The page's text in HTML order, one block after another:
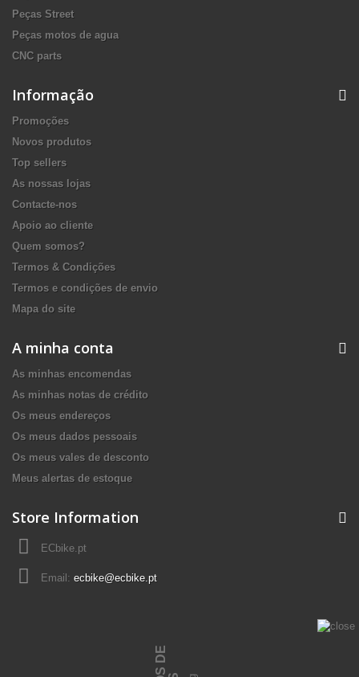
Peças Street
Peças motos de agua
CNC parts
Informação
Promoções
Novos produtos
Top sellers
As nossas lojas
Contacte-nos
Apoio ao cliente
Quem somos?
Termos & Condições
Termos e condições de envio
Mapa do site
A minha conta
As minhas encomendas
As minhas notas de crédito
Os meus endereços
Os meus dados pessoais
Os meus vales de desconto
Meus alertas de estoque
Store Information
ECbike.pt
Email: ecbike@ecbike.pt